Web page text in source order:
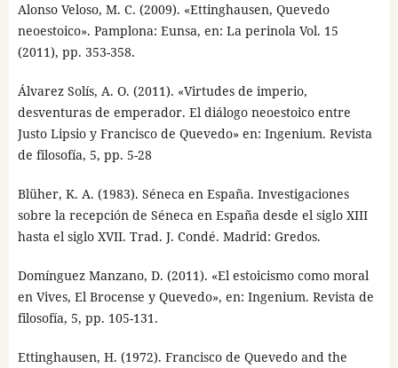
Alonso Veloso, M. C. (2009). «Ettinghausen, Quevedo
neoestoico». Pamplona: Eunsa, en: La perinola Vol. 15
(2011), pp. 353-358.
Álvarez Solís, A. O. (2011). «Virtudes de imperio,
desventuras de emperador. El diálogo neoestoico entre
Justo Lipsio y Francisco de Quevedo» en: Ingenium. Revista
de filosofía, 5, pp. 5-28
Blüher, K. A. (1983). Séneca en España. Investigaciones
sobre la recepción de Séneca en España desde el siglo XIII
hasta el siglo XVII. Trad. J. Condé. Madrid: Gredos.
Domínguez Manzano, D. (2011). «El estoicismo como moral
en Vives, El Brocense y Quevedo», en: Ingenium. Revista de
filosofía, 5, pp. 105-131.
Ettinghausen, H. (1972). Francisco de Quevedo and the